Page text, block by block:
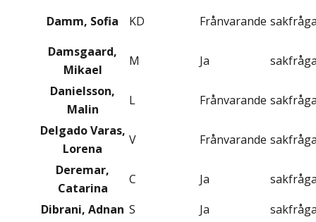
Damm, Sofia KD Frånvarande
Damsgaard,
Mikael
M Ja
Danielsson,
Malin
L Frånvarande
Delgado Varas,
Lorena
V Frånvarande
Deremar,
Catarina
C Ja
Dibrani, Adnan S Ja